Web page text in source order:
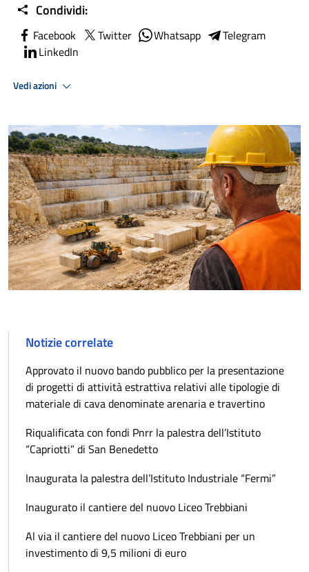
Condividi:
Facebook Twitter Whatsapp
Telegram
LinkedIn
Vedi azioni
Notizie correlate
Approvato il nuovo bando pubblico per la presentazione
di progetti di attività estrattiva relativi alle tipologie di
materiale di cava denominate arenaria e travertino
Riqualificata con fondi Pnrr la palestra dell’Istituto
“Capriotti” di San Benedetto
Inaugurata la palestra dell’Istituto Industriale “Fermi”
Inaugurato il cantiere del nuovo Liceo Trebbiani
Al via il cantiere del nuovo Liceo Trebbiani per un
investimento di 9,5 milioni di euro